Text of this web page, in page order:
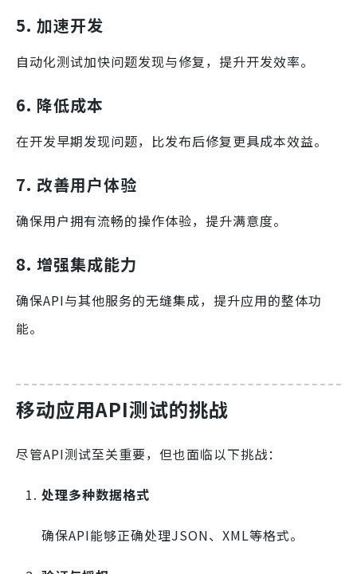
5. 加速开发
自动化测试加快问题发现与修复，提升开发效率。
6. 降低成本
在开发早期发现问题，比发布后修复更具成本效益。
7. 改善用户体验
确保用户拥有流畅的操作体验，提升满意度。
8. 增强集成能力
确保API与其他服务的无缝集成，提升应用的整体功
能。
移动应用API测试的挑战
尽管API测试至关重要，但也面临以下挑战：
处理多种数据格式
确保API能够正确处理JSON、XML等格式。